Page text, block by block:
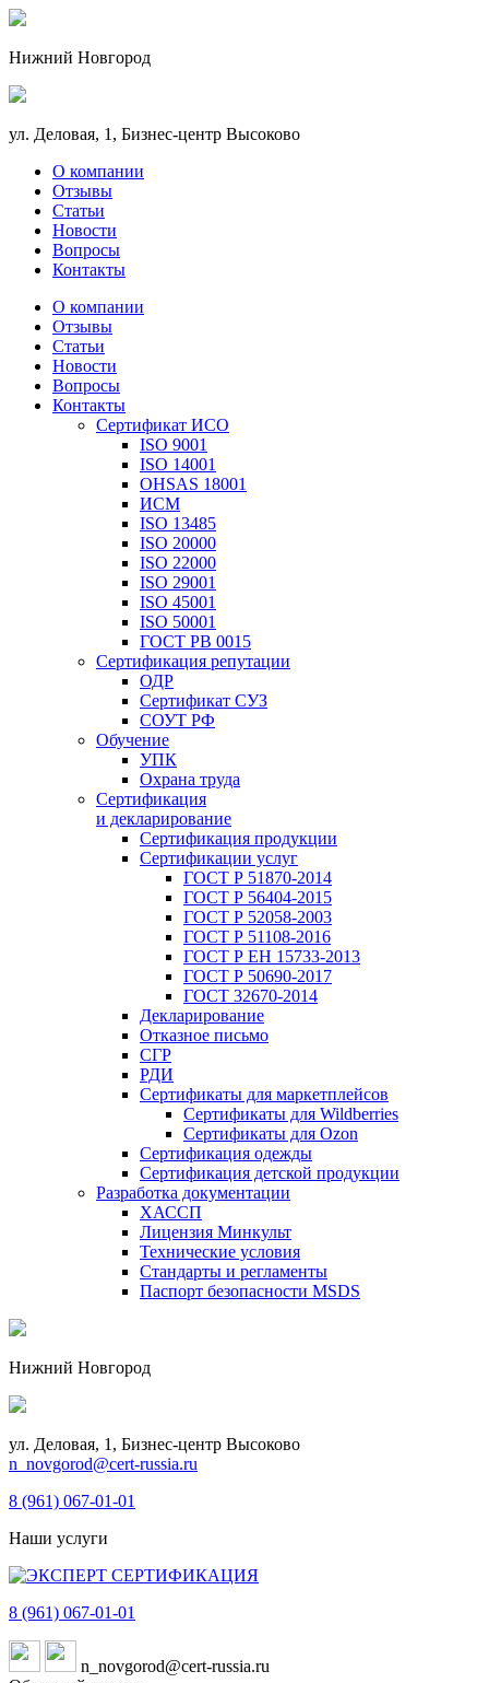
Нижний Новгород
ул. Деловая, 1, Бизнес-центр Высоково
О компании
Отзывы
Статьи
Новости
Вопросы
Контакты
О компании
Отзывы
Статьи
Новости
Вопросы
Контакты
Сертификат ИСО
ISO 9001
ISO 14001
OHSAS 18001
ИСМ
ISO 13485
ISO 20000
ISO 22000
ISO 29001
ISO 45001
ISO 50001
ГОСТ РВ 0015
Сертификация репутации
ОДР
Сертификат СУЗ
СОУТ РФ
Обучение
УПК
Охрана труда
Сертификация
и декларирование
Сертификация продукции
Сертификации услуг
ГОСТ Р 51870-2014
ГОСТ Р 56404-2015
ГОСТ Р 52058-2003
ГОСТ Р 51108-2016
ГОСТ Р ЕН 15733-2013
ГОСТ Р 50690-2017
ГОСТ 32670-2014
Декларирование
Отказное письмо
СГР
РДИ
Сертификаты для маркетплейсов
Сертификаты для Wildberries
Сертификаты для Ozon
Сертификация одежды
Сертификация детской продукции
Разработка документации
ХАССП
Лицензия Минкульт
Технические условия
Стандарты и регламенты
Паспорт безопасности MSDS
Нижний Новгород
ул. Деловая, 1, Бизнес-центр Высоково
n_novgorod@cert-russia.ru
8 (961) 067-01-01
Наши услуги
8 (961) 067-01-01
n_novgorod@cert-russia.ru